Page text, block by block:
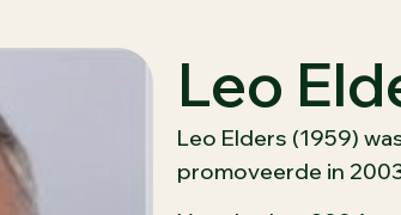
Leo
Leo Elders (1959)
promoveerde in